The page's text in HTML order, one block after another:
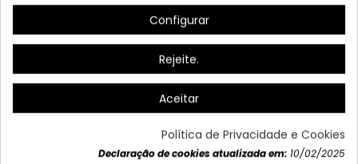
Em estoque
Luz natural 4000K
Configurar
Rejeite.
Aceitar
Política de Privacidade e Cookies
Declaração de cookies atualizada em: 10/02/2025